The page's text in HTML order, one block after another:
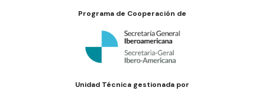
Programa de Cooperación de
Unidad Técnica gestionada por